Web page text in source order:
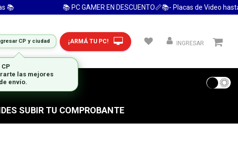
📚 PC GAMER EN DESCUENTO📏📚- Placas de Video hasta
CP y ciudad ¡ARMÁ TU PC! INGRESAR
FRECUENTES
SUBIR TU COMPROBANTE
las mejores
envío.